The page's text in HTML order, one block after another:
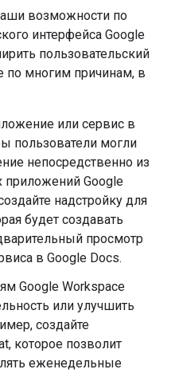
возможности по
интерфейса Google
пользовательский
по многим причинам, в
или сервис в
пользователи могли
непосредственно из
приложений Google
надстройку для
будет создавать
просмотр
в Google Docs.
Google Workspace
или улучшить
создайте
которое позволит
еженедельные